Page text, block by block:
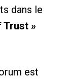
dans le
Trust »
est